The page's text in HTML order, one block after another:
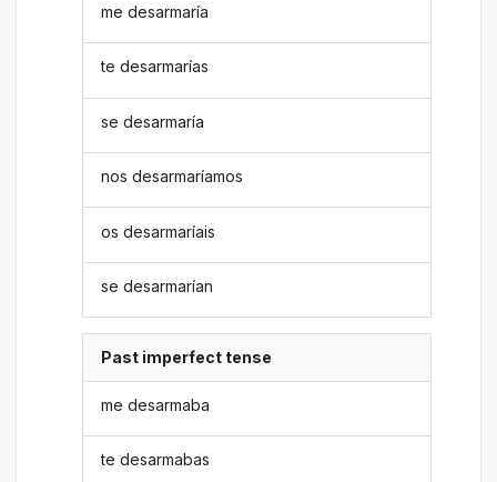
me desarmaría
te desarmarías
se desarmaría
nos desarmaríamos
os desarmaríais
se desarmarían
Past imperfect tense
me desarmaba
te desarmabas